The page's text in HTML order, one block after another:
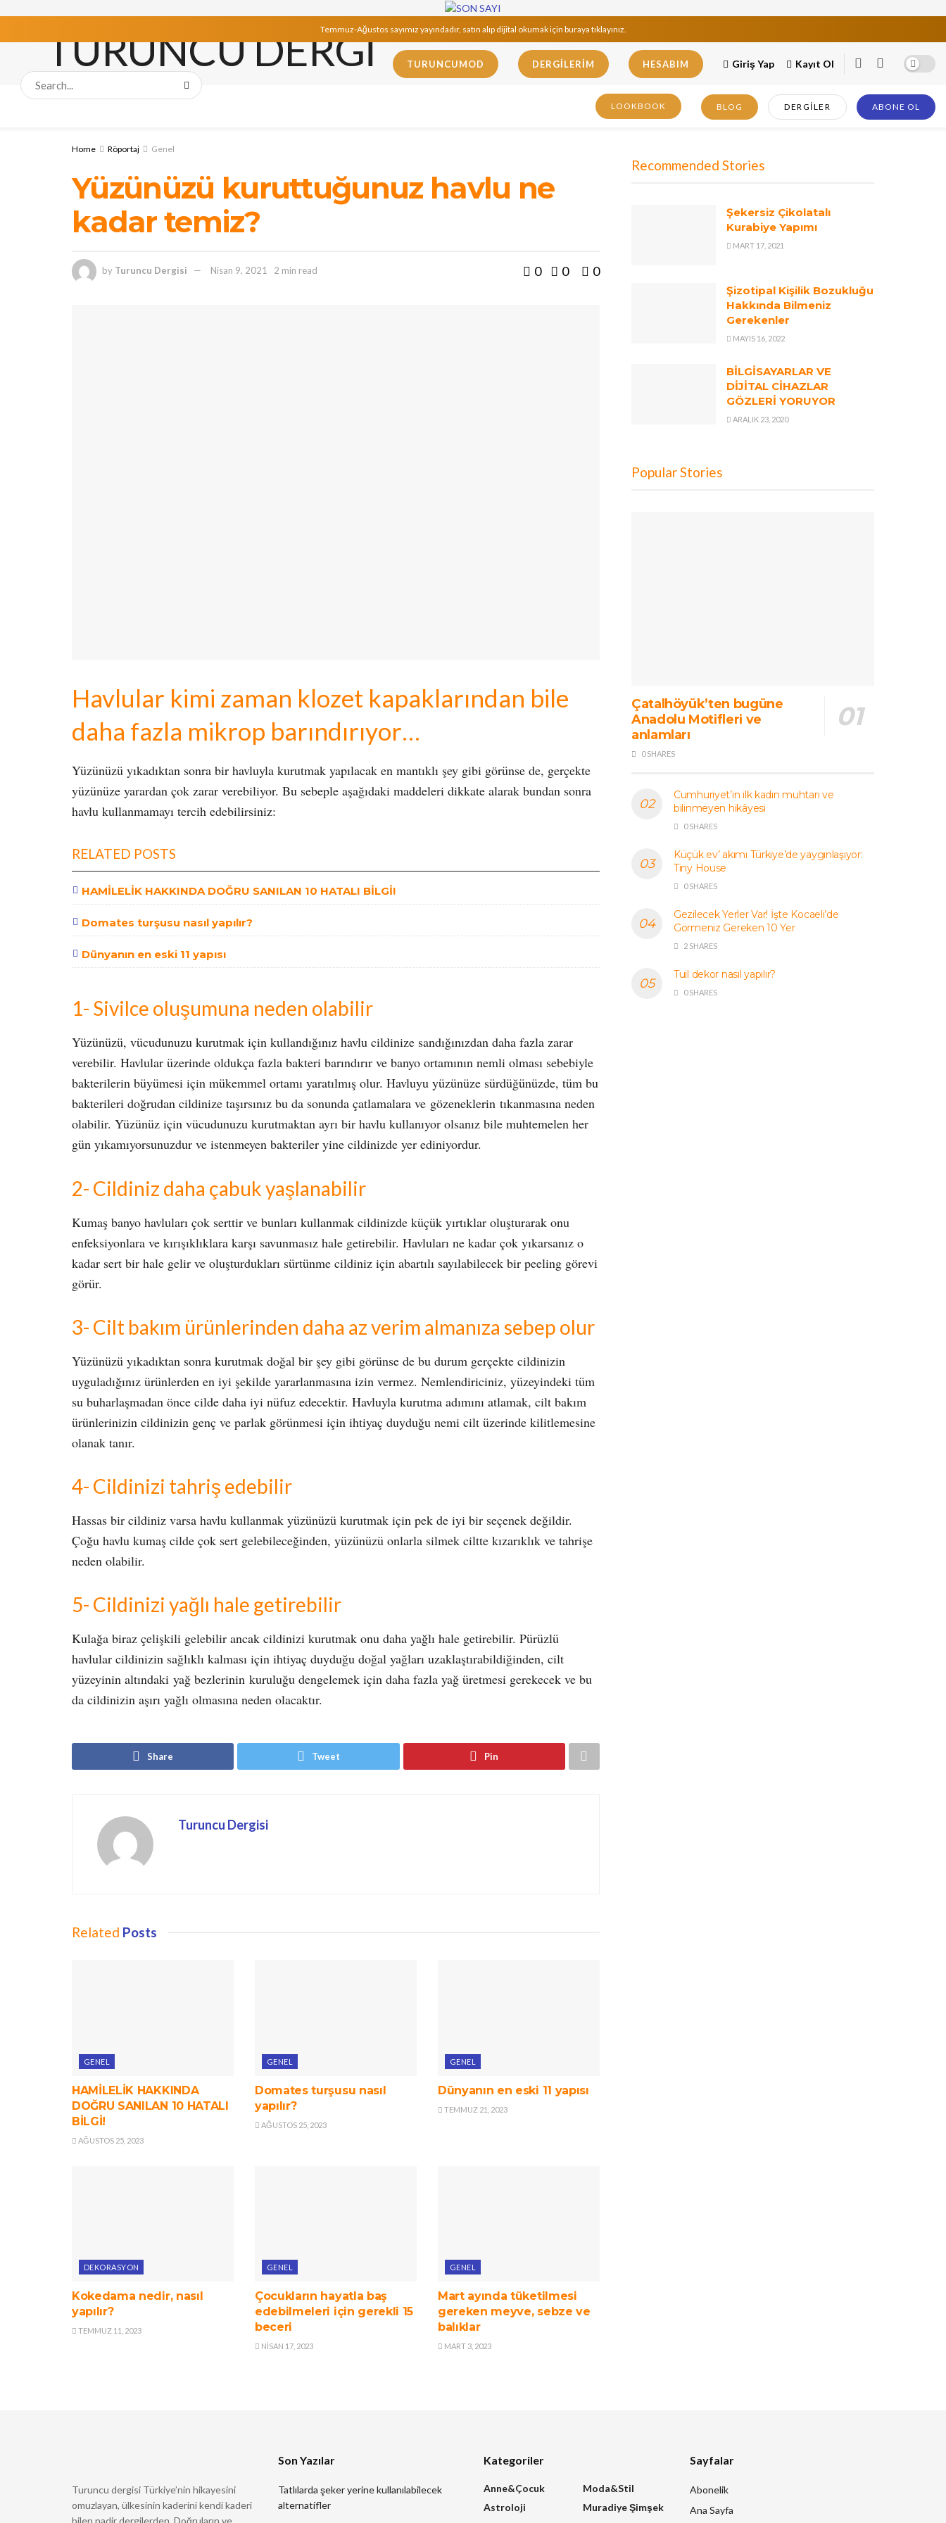
Temmuz-Ağustos sayımız yayındadır, satın alıp dijital okumak için buraya tıklayınız.
TURUNCUMOD DERGILERIM HESABIM Giriş Yap Kayıt Ol
LOOKBOOK BLOG DERGILER ABONE OL
Home Röportaj Genel
Yüzünüzü kuruttuğunuz havlu ne
kadar temiz?
by Turuncu Dergisi Nisan 9, 2021 2 min read 0 0 0
Havlular kimi zaman klozet kapaklarından bile
daha fazla mikrop barındırıyor…
Yüzünüzü yıkadıktan sonra bir havluyla kurutmak yapılacak en mantıklı şey gibi görünse de, gerçekte
yüzünüze yarardan çok zarar verebiliyor. Bu sebeple aşağıdaki maddeleri dikkate alarak bundan sonra
havlu kullanmamayı tercih edebilirsiniz:
RELATED POSTS
HAMİLELİK HAKKINDA DOĞRU SANILAN 10 HATALI BİLGİ!
Domates turşusu nasıl yapılır?
Dünyanın en eski 11 yapısı
1- Sivilce oluşumuna neden olabilir
Yüzünüzü, vücudunuzu kurutmak için kullandığınız havlu cildinize sandığınızdan daha fazla zarar
verebilir. Havlular üzerinde oldukça fazla bakteri barındırır ve banyo ortamının nemli olması sebebiyle
bakterilerin büyümesi için mükemmel ortamı yaratılmış olur. Havluyu yüzünüze sürdüğünüzde, tüm bu
bakterileri doğrudan cildinize taşırsınız bu da sonunda çatlamalara ve gözeneklerin tıkanmasına neden
olabilir. Yüzünüz için vücudunuzu kurutmaktan ayrı bir havlu kullanıyor olsanız bile muhtemelen her
gün yıkamıyorsunuzdur ve istenmeyen bakteriler yine cildinizde yer ediniyordur.
2- Cildiniz daha çabuk yaşlanabilir
Kumaş banyo havluları çok serttir ve bunları kullanmak cildinizde küçük yırtıklar oluşturarak onu
enfeksiyonlara ve kırışıklıklara karşı savunmasız hale getirebilir. Havluları ne kadar çok yıkarsanız o
kadar sert bir hale gelir ve oluşturdukları sürtünme cildiniz için abartılı sayılabilecek bir peeling görevi
görür.
3- Cilt bakım ürünlerinden daha az verim almanıza sebep olur
Yüzünüzü yıkadıktan sonra kurutmak doğal bir şey gibi görünse de bu durum gerçekte cildinizin
uyguladığınız ürünlerden en iyi şekilde yararlanmasına izin vermez. Nemlendiriciniz, yüzeyindeki tüm
su buharlaşmadan önce cilde daha iyi nüfuz edecektir. Havluyla kurutma adımını atlamak, cilt bakım
ürünlerinizin cildinizin genç ve parlak görünmesi için ihtiyaç duyduğu nemi cilt üzerinde kilitlemesine
olanak tanır.
4- Cildinizi tahriş edebilir
Hassas bir cildiniz varsa havlu kullanmak yüzünüzü kurutmak için pek de iyi bir seçenek değildir.
Çoğu havlu kumaş cilde çok sert gelebileceğinden, yüzünüzü onlarla silmek ciltte kızarıklık ve tahrişe
neden olabilir.
5- Cildinizi yağlı hale getirebilir
Kulağa biraz çelişkili gelebilir ancak cildinizi kurutmak onu daha yağlı hale getirebilir. Pürüzlü
havlular cildinizin sağlıklı kalması için ihtiyaç duyduğu doğal yağları uzaklaştırabildiğinden, cilt
yüzeyinin altındaki yağ bezlerinin kuruluğu dengelemek için daha fazla yağ üretmesi gerekecek ve bu
da cildinizin aşırı yağlı olmasına neden olacaktır.
Share Tweet Pin
Turuncu Dergisi
Related Posts
GENEL
HAMİLELİK HAKKINDA
DOĞRU SANILAN 10 HATALI
BİLGİ!
AĞUSTOS 25, 2023
GENEL
Domates turşusu nasıl
yapılır?
AĞUSTOS 25, 2023
GENEL
Dünyanın en eski 11 yapısı
TEMMUZ 21, 2023
DEKORASYON
Kokedama nedir, nasıl
yapılır?
TEMMUZ 11, 2023
GENEL
Çocukların hayatla baş
edebilmeleri için gerekli 15
beceri
NISAN 17, 2023
GENEL
Mart ayında tüketilmesi
gereken meyve, sebze ve
balıklar
MART 3, 2023
Recommended Stories
Şekersiz Çikolatalı
Kurabiye Yapımı
MART 17, 2021
Şizotipal Kişilik Bozukluğu
Hakkında Bilmeniz
Gerekenler
MAYIS 16, 2022
BİLGİSAYARLAR VE
DİJİTAL CİHAZLAR
GÖZLERİ YORUYOR
ARALIK 23, 2020
Popular Stories
Çatalhöyük’ten bugüne
Anadolu Motifleri ve
anlamları
0 SHARES
Cumhuriyet’in ilk kadın muhtarı ve
bilinmeyen hikâyesi
0 SHARES
Küçük ev’ akımı Türkiye’de yaygınlaşıyor:
Tiny House
0 SHARES
Gezilecek Yerler Var! İşte Kocaeli’de
Görmeniz Gereken 10 Yer
2 SHARES
Tuil dekor nasıl yapılır?
0 SHARES
Turuncu dergisi Türkiye’nin hikayesini
omuzlayan, ülkesinin kaderini kendi kaderi
Son Yazılar
Tatlılarda şeker yerine kullanılabilecek
alternatifler
Kategoriler
Anne&Çocuk
Astroloji
Moda&Stil
Muradiye Şimşek
Sayfalar
Abonelik
Ana Sayfa